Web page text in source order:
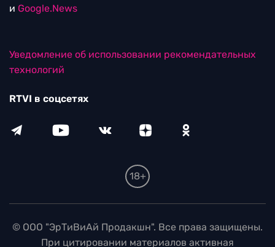
и Google.News
Уведомление об использовании рекомендательных
технологий
RTVI в соцсетях
18+
© ООО "ЭрТиВиАй Продакшн". Все права защищены.
При цитировании материалов активная